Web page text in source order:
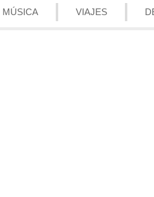
MÚSICA VIAJES